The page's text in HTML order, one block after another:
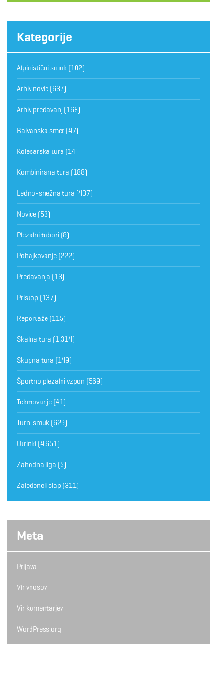
Kategorije
Alpinistični smuk (102)
Arhiv novic (637)
Arhiv predavanj (168)
Balvanska smer (47)
Kolesarska tura (14)
Kombinirana tura (188)
Ledno-snežna tura (437)
Novice (53)
Plezalni tabori (8)
Pohajkovanje (222)
Predavanja (13)
Pristop (137)
Reportaže (115)
Skalna tura (1.314)
Skupna tura (149)
Športno plezalni vzpon (569)
Tekmovanje (41)
Turni smuk (629)
Utrinki (4.651)
Zahodna liga (5)
Zaledeneli slap (311)
Meta
Prijava
Vir vnosov
Vir komentarjev
WordPress.org